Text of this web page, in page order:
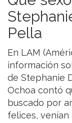
Pella
En LAM
información
de Stephanie
Ochoa contó
buscado por
felices, venían